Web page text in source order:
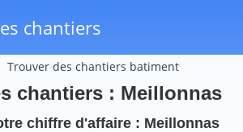
chantiers
Trouver des chantiers batiment
chantiers : Meillonnas
chiffre d'affaire : Meillonnas